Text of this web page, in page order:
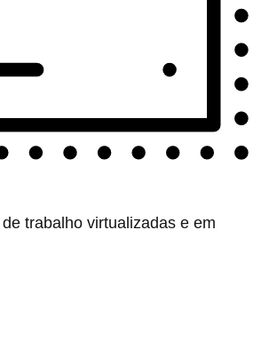
trabalho virtualizadas e em